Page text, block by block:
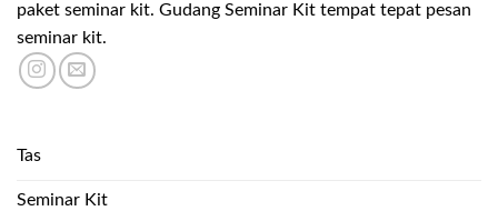
paket seminar kit. Gudang Seminar Kit tempat tepat pesan
seminar kit.
Tas
Seminar Kit